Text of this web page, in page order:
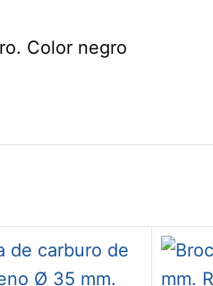
Color negro